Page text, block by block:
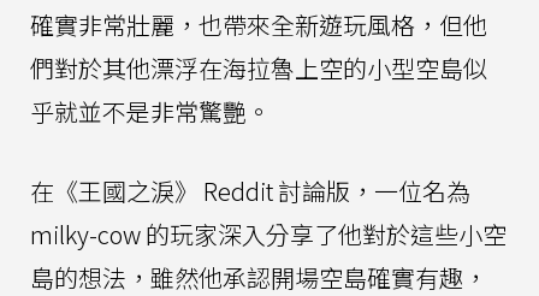
確實非常壯麗，也帶來全新遊玩風格，但他
們對於其他漂浮在海拉魯上空的小型空島似
乎就並不是非常驚艷。
在《王國之淚》 Reddit 討論版，一位名為
milky-cow 的玩家深入分享了他對於這些小空
島的想法，雖然他承認開場空島確實有趣，